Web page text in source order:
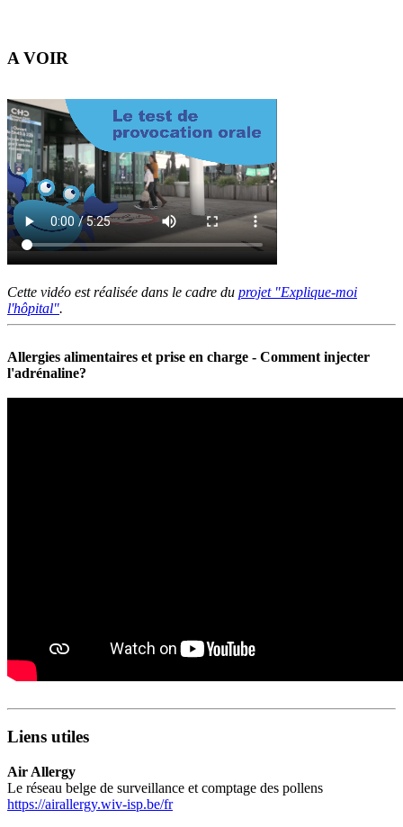
A VOIR
Cette vidéo est réalisée dans le cadre du projet "Explique-moi
l'hôpital".
Allergies alimentaires et prise en charge - Comment injecter
l'adrénaline?
Liens utiles
Air Allergy
Le réseau belge de surveillance et comptage des pollens
https://airallergy.wiv-isp.be/fr